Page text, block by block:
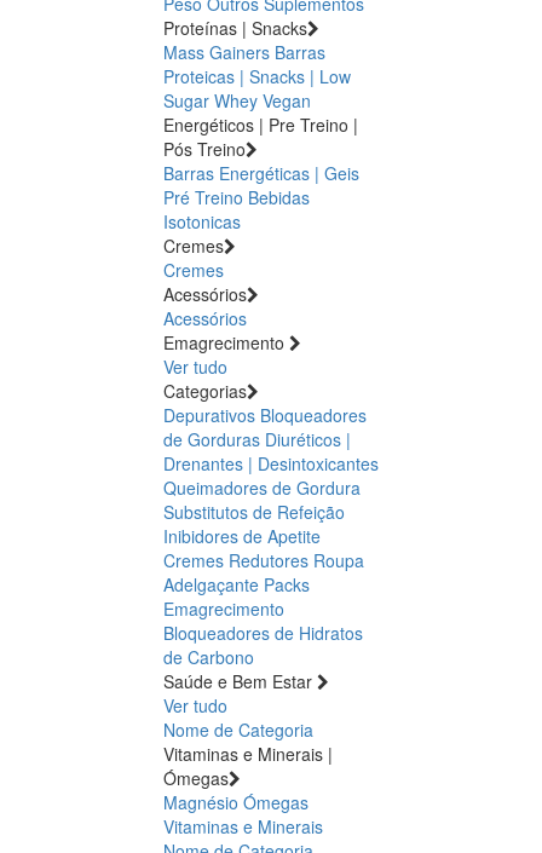
Proteínas | Snacks
Mass Gainers Barras
Proteicas | Snacks | Low
Sugar Whey Vegan
Energéticos | Pre Treino |
Pós Treino
Barras Energéticas | Geis
Pré Treino Bebidas
Isotonicas
Cremes
Cremes
Acessórios
Acessórios
Emagrecimento
Ver tudo
Categorias
Depurativos Bloqueadores
de Gorduras Diuréticos |
Drenantes | Desintoxicantes
Queimadores de Gordura
Substitutos de Refeição
Inibidores de Apetite
Cremes Redutores Roupa
Adelgaçante Packs
Emagrecimento
Bloqueadores de Hidratos
de Carbono
Saúde e Bem Estar
Ver tudo
Nome de Categoria
Vitaminas e Minerais |
Ómegas
Magnésio Ómegas
Vitaminas e Minerais